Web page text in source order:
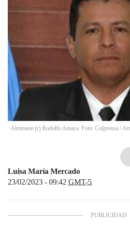
Almirante (r) Rodolfo Amaya. Foto: Colprensa /
Luisa María Mercado
23/02/2023 - 09:42 GMT-5